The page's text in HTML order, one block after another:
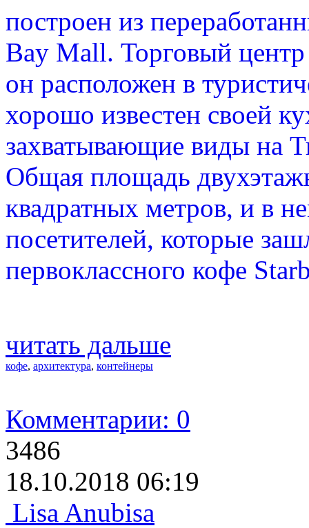
построен из
Bay Mall. Торговый
он расположен в
хорошо известен своей
захватывающие виды на
Общая площадь
квадратных метров, и в
посетителей, которые
первоклассного кофе
читать дальше
кофе, архитектура, контейнеры
Комментарии: 0
3486
18.10.2018 06:19
Lisa Anubisa